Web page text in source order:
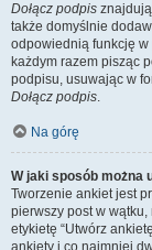
Dołącz podpis
także domyślnie
odpowiednią funkcję
każdym razem pisząc
podpisu, usuwając w
Dołącz podpis.
Na górę
W jaki sposób można
Tworzenie ankiet jest
pierwszy post w
etykietę “Utwórz
ankiety i co najmniej